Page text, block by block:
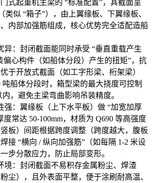
式起重机主梁的 “标准配置”，其截面呈
类似 “箱子”），由上翼缘板、下翼缘板、
内部加强筋组成，核心优势完全适配造船
：封闭截面能同时承受 “垂直重载产生
偏心构件（如船体分段）产生的扭矩”，抗
于开放式截面（如工字形梁、桁架梁）
船体分段时，箱型梁的最大挠度可控制
，避免主梁弯曲影响吊装精度。
：翼缘板（上下水平板）做 “加宽加厚
度常达 50-100mm，材质为 Q690 等高强度
板）间距根据跨度调整（跨度越大，腹板
接 “横向 / 纵向加强筋”（如每隔 1-2 米设
步分散应力，防止局部变形。
：封闭截面不易积存金属粉尘、焊渣
尘），且外表面平整，便于涂刷耐高温、